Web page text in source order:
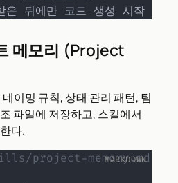
은 뒤에만 코드 생성 시작
메모리 (Project
이밍 규칙, 상태 관리 패턴, 팀
파일에 저장하고, 스킬에서
다.
project-memory.md